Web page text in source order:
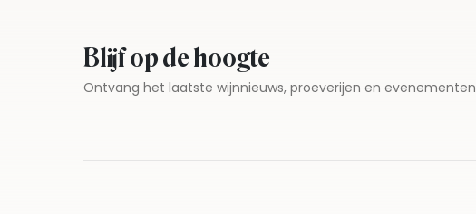
Blijf op de hoogte
Ontvang het laatste wijnnieuws, proeverijen en evenementen